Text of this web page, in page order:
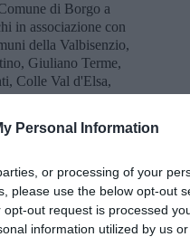
Personal Information
or processing of your
please use the below opt-out
out request is processed
information utilized by us
di Borgo a
in associazione con
della Valbisenzio,
Giuliano Terme,
Colle Val d'Elsa,
del Valdarno e
Marittima, Vecchiano,
Valdarno, Bucine,
Montignoso,
Castiglion
e Bibbiena.